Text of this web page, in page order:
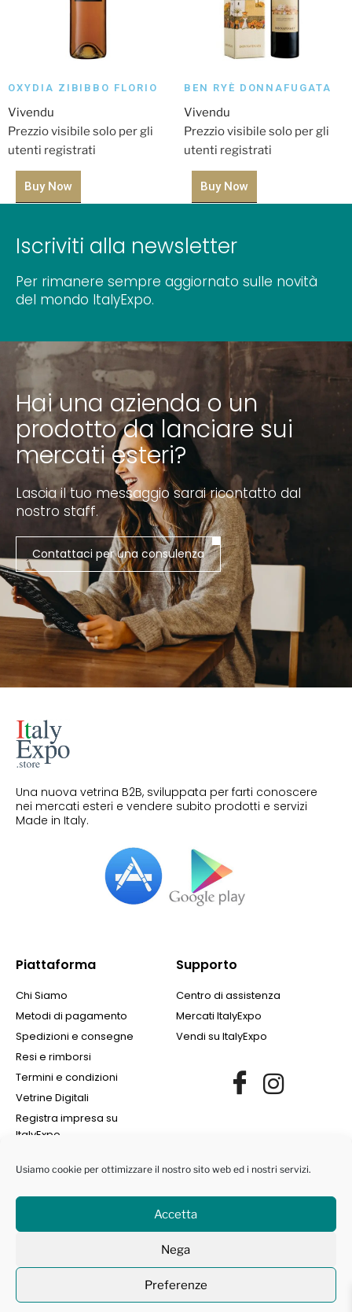
Usiamo cookie per ottimizzare il nostro sito web ed i nostri servizi.
Accetta
Nega
Preferenze
OXYDIA ZIBIBBO FLORIO
Vivendu
Prezzio visibile solo per gli
utenti registrati
Buy Now
BEN RYÈ DONNAFUGATA
Vivendu
Prezzio visibile solo per gli
utenti registrati
Buy Now
Iscriviti alla newsletter
Per rimanere sempre aggiornato sulle novità
del mondo ItalyExpo.
Hai una azienda o un
prodotto da lanciare sui
mercati esteri?
Lascia il tuo messaggio sarai ricontatto dal
nostro staff.
Contattaci per una consulenza
Una nuova vetrina B2B, sviluppata per farti conoscere
nei mercati esteri e vendere subito prodotti e servizi
Made in Italy.
Piattaforma
Chi Siamo
Metodi di pagamento
Spedizioni e consegne
Resi e rimborsi
Termini e condizioni
Vetrine Digitali
Registra impresa su
ItalyExpo
Supporto
Centro di assistenza
Mercati ItalyExpo
Vendi su ItalyExpo
©2022 Finance Group Albania SH.PK. | All Rights Reserved | NIPT
L72405008I | Marchi protetti ® -Privacy Policy
Contattaci